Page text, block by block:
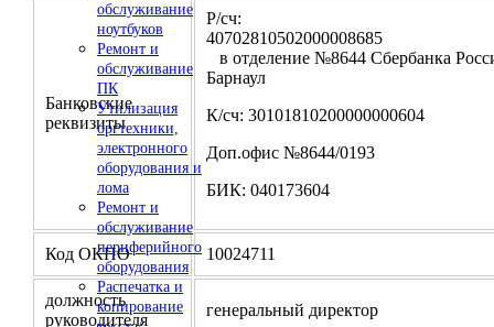
обслуживание
ноутбуков
Ремонт и
обслуживание
ПК
Утилизация
оргтехники,
электронного
оборудования и
лома
Ремонт и
обслуживание
периферийного
оборудования
Распечатка и
копирование
Банковские
реквизиты
Р/сч:
в отделение №8644 Сбербанка
Барнаул
К/сч: 30101810200000000604
Доп.офис №8644/0193
БИК: 040173604
Код ОКПО 10024711
должность
руководителя
генеральный директор